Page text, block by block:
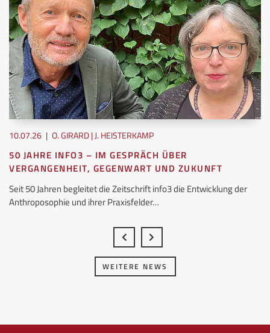
10.07.26 | O. GIRARD | J. HEISTERKAMP
50 JAHRE INFO3 – IM GESPRÄCH ÜBER
VERGANGENHEIT, GEGENWART UND ZUKUNFT
Seit 50 Jahren begleitet die Zeitschrift info3 die Entwicklung der
Anthroposophie und ihrer Praxisfelder…
WEITERE NEWS